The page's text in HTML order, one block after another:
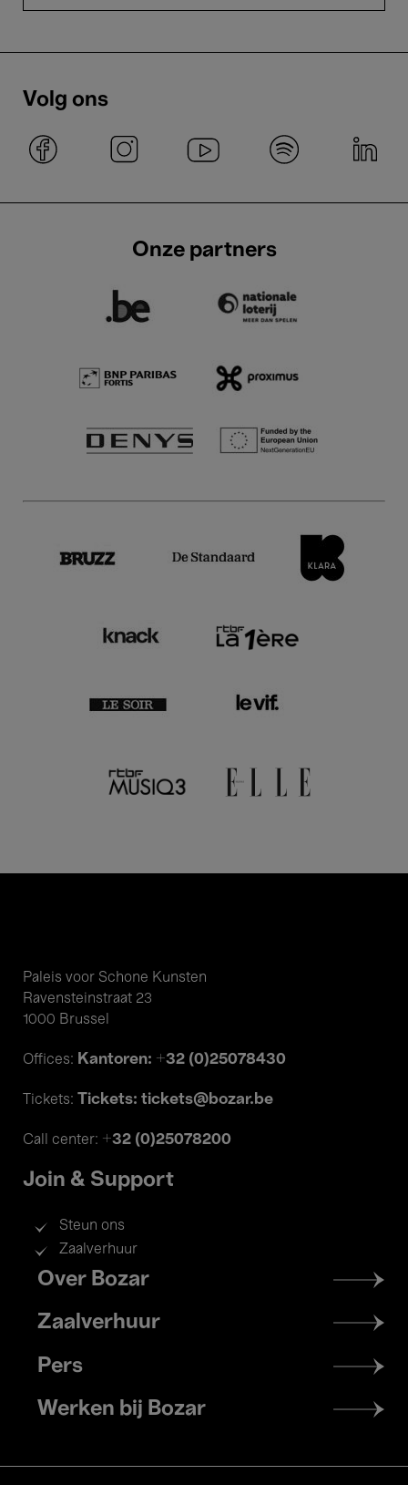
Volg ons
Onze partners
Paleis voor Schone Kunsten
Ravensteinstraat 23
1000 Brussel
Offices: Kantoren: +32 (0)25078430
Tickets: Tickets: tickets@bozar.be
Call center: +32 (0)25078200
Join & Support
Steun ons
Zaalverhuur
Footer
menu
Over Bozar
Zaalverhuur
Pers
Werken bij Bozar